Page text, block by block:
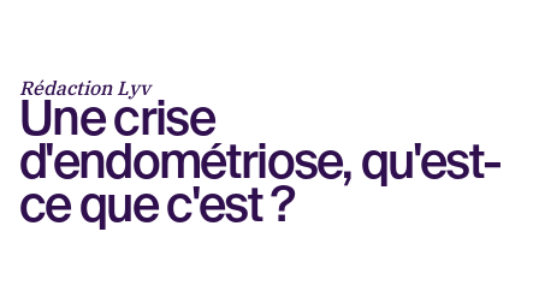
Rédaction Lyv
Une crise
d'endométriose, qu'est-
ce que c'est ?